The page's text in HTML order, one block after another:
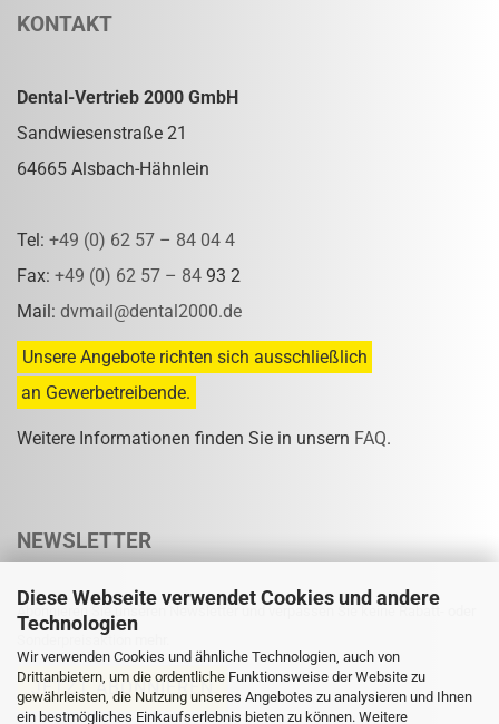
Diese Webseite verwendet Cookies und andere
Technologien
Wir verwenden Cookies und ähnliche Technologien, auch von
Drittanbietern, um die ordentliche Funktionsweise der Website zu
gewährleisten, die Nutzung unseres Angebotes zu analysieren und Ihnen
ein bestmögliches Einkaufserlebnis bieten zu können. Weitere
KONTAKT
Dental-Vertrieb 2000 GmbH
Sandwiesenstraße 21
64665 Alsbach-Hähnlein
Tel: +49 (0) 62 57 – 84 04 4
Fax: +49 (0) 62 57 – 84 93 2
Mail: dvmail@dental2000.de
Unsere Angebote richten sich ausschließlich
an Gewerbetreibende.
Weitere Informationen finden Sie in unsern FAQ.
NEWSLETTER
Abonnieren Sie unseren Newsletter und verpassen Sie keine Rabatt- oder
Sonderpreisaktion mehr.